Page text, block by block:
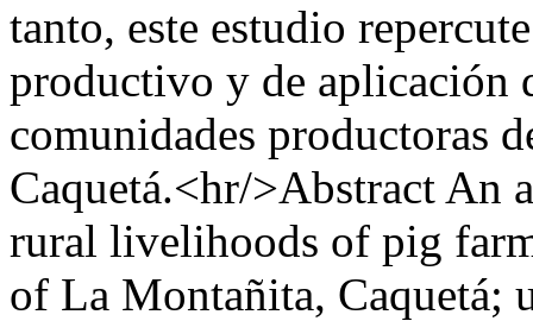
tanto, este estudio
productivo y de aplicación
comunidades productoras
Caquetá.<hr/>Abstract An
rural livelihoods of pig
of La Montañita, Caquetá;